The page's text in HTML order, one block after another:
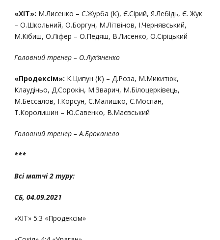
«ХІТ»: М.Лисенко – С.Журба (К), Є.Сірий, Я.Лебідь, Є. Жук
– О.Школьний, О.Боргун, М.Літвінов, І.Чернявський,
М.Кібиш, О.Ліфер – О.Педяш, В.Лисенко, О.Сіріцький
Головний тренер – О.Лук’яненко
«Продексім»: К.Ципун (К) – Д.Роза, М.Микитюк,
Клаудіньо, Д.Сорокін, М.Зварич, М.Білоцерківець,
М.Бессалов, І.Корсун, С.Малишко, С.Моспан,
Т.Королишин – Ю.Савенко, В.Маєвський
Головний тренер – А.Броканело
***
Всі матчі2 туру:
СБ, 04.09.2021
«ХІТ» 5:3 «Продексім»